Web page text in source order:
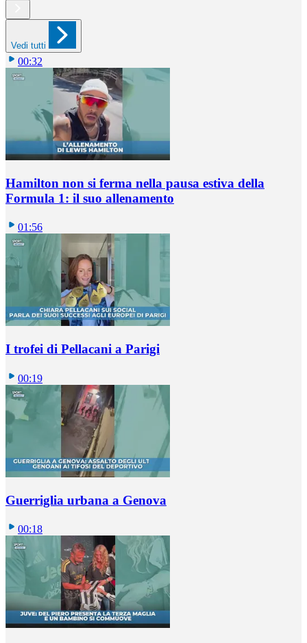
Vedi tutti
00:32
Hamilton non si ferma nella pausa estiva della
Formula 1: il suo allenamento
01:56
I trofei di Pellacani a Parigi
00:19
Guerriglia urbana a Genova
00:18